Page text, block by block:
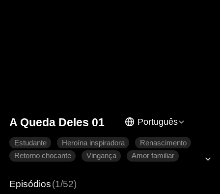
A Queda Deles 01 Português
Estudante Heroína inspiradora
Renascimento
Retorno chocante
Vingança Amor familiar
Episódios(1/52)